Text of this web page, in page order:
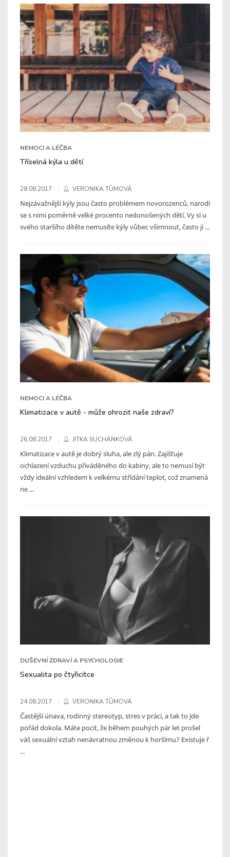
NEMOCI A LÉČBA
Tříselná kýla u dětí
28.08.2017 VERONIKA TŮMOVÁ
Nejzávažnější kýly jsou často problémem novorozenců, narodí
se s nimi poměrně velké procento nedonošených dětí. Vy si u
svého staršího dítěte nemusíte kýly vůbec všimnout, často ji ...
NEMOCI A LÉČBA
Klimatizace v autě - může ohrozit naše zdraví?
26.08.2017 JITKA SUCHÁNKOVÁ
Klimatizace v autě je dobrý sluha, ale zlý pán. Zajišťuje
ochlazení vzduchu přiváděného do kabiny, ale to nemusí být
vždy ideální vzhledem k velkému střídání teplot, což znamená
ne ...
DUŠEVNÍ ZDRAVÍ A PSYCHOLOGIE
Sexualita po čtyřicítce
24.08.2017 VERONIKA TŮMOVÁ
Častější únava, rodinný stereotyp, stres v práci, a tak to jde
pořád dokola. Máte pocit, že během pouhých pár let prošel
váš sexuální vztah nenávratnou změnou k horšímu? Existuje ř
...